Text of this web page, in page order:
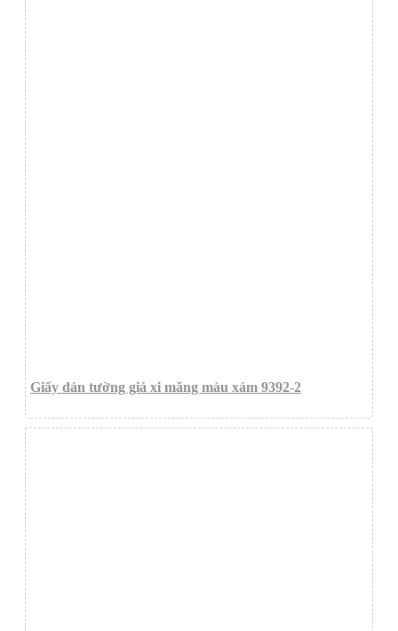
Giấy dán tường giả xi măng màu xám 9392-2